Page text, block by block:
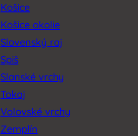
Košice
Košice okolie
Slovenský raj
Spiš
Slanské vrchy
Tokaj
Volovské vrchy
Zemplín